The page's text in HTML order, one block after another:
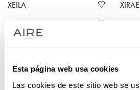
Esta página web usa cookies
Las cookies de este sitio web se
XEILA
XIRAE
XENA